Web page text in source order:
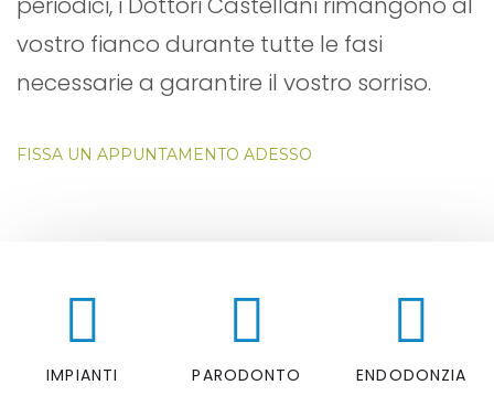
vostro fianco durante tutte le fasi
necessarie a garantire il vostro sorriso.
FISSA UN APPUNTAMENTO ADESSO
IMPIANTI PARODONTO ENDODONZIA